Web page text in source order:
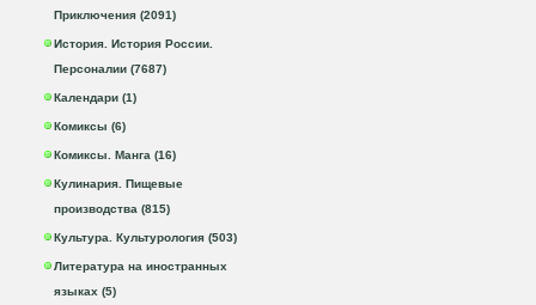
Приключения (2091)
История. История России.
Персоналии (7687)
Календари (1)
Комиксы (6)
Комиксы. Манга (16)
Кулинария. Пищевые
производства (815)
Культура. Культурология (503)
Литература на иностранных
языках (5)